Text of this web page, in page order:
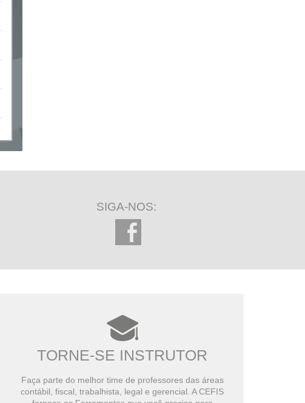
SIGA-NOS:
TORNE-SE INSTRUTOR
Faça parte do melhor time de professores das áreas
contábil, fiscal, trabalhista, legal e gerencial. A CEFIS